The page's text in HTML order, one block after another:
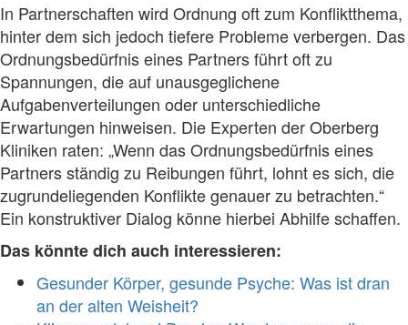
In Partnerschaften wird Ordnung oft zum Konfliktthema,
hinter dem sich jedoch tiefere Probleme verbergen. Das
Ordnungsbedürfnis eines Partners führt oft zu
Spannungen, die auf unausgeglichene
Aufgabenverteilungen oder unterschiedliche
Erwartungen hinweisen. Die Experten der Oberberg
Kliniken raten: „Wenn das Ordnungsbedürfnis eines
Partners ständig zu Reibungen führt, lohnt es sich, die
zugrundeliegenden Konflikte genauer zu betrachten.“
Ein konstruktiver Dialog könne hierbei Abhilfe schaffen.
Das könnte dich auch interessieren:
Gesunder Körper, gesunde Psyche: Was ist dran
an der alten Weisheit?